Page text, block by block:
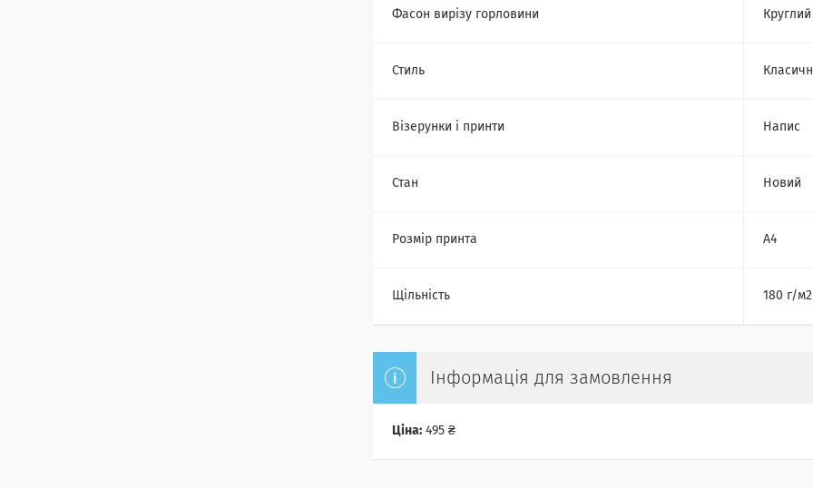
Фасон вирізу горловини Круглий
Стиль
Візерунки і принти Напис
Стан Новий
Розмір принта А4
Щільність 180 г/м2
Інформація для замовлення
Ціна: 495 ₴